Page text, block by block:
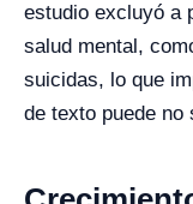
estudio excluyó a
salud mental,
suicidas, lo que
de texto puede no